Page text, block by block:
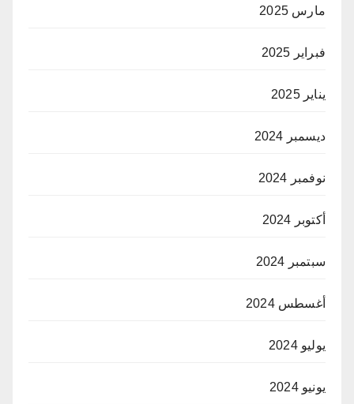
مارس 2025
فبراير 2025
يناير 2025
ديسمبر 2024
نوفمبر 2024
أكتوبر 2024
سبتمبر 2024
أغسطس 2024
يوليو 2024
يونيو 2024